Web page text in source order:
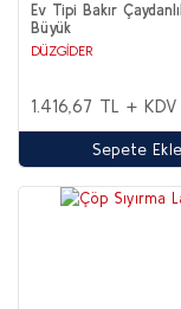
Ev Tipi Bakır
Büyük
DÜZGİDER
1.416,67 TL + KDV
Sepete Ekle